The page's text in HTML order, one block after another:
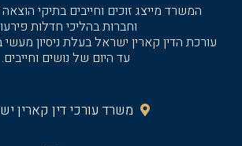
המשרד מייצג זוכים וחייבים בתיקי
וחברות בהליכי חדלות
עורכת הדין קארין ישראל בעלת ניסיון מעשי
עד היום של נושים וחייבים.
משרד עורכי דין קארין